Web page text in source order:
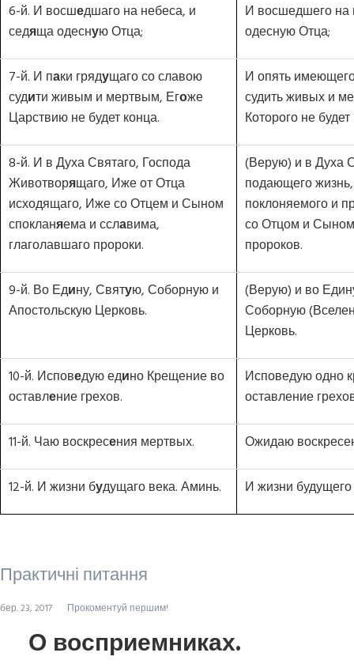
6-й. И восшедшаго на небеса, и
седяща одесную Отца;
И восшедшего на
одесную Отца;
7-й. И паки грядущаго со славою
судити живым и мертвым, Егоже
Царствию не будет конца.
И опять
судить живых и
Которого не
8-й. И в Духа Святаго, Господа
Животворящаго, Иже от Отца
исходящаго, Иже со Отцем и Сыном
спокланяема и сславима,
глаголавшаго пророки.
(Верую) и в Духа
подающего
поклоняемого и
со Отцом и
пророков.
9-й. Во Едину, Святую, Соборную и
Апостольскую Церковь.
(Верую) и во
Соборную
Церковь.
10-й. Исповедую едино Крещение во
оставление грехов.
Исповедую одно
оставление
11-й. Чаю воскресения мертвых. Ожидаю
12-й. И жизни будущаго века. Аминь. И жизни будущего
Практичні питання
бер. 23, 2017 Прокоментуй першим!
О восприемниках.